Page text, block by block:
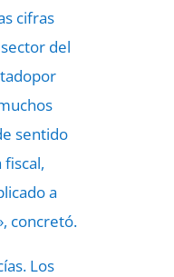
cifras
del
sentido
a
concretó.
Los